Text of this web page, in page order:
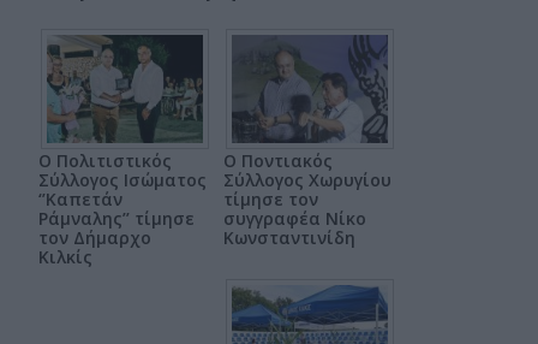
Ο Πολιτιστικός
Σύλλογος Ισώματος
‘’Καπετάν
Ράμναλης’’ τίμησε
τον Δήμαρχο
Κιλκίς
Ο Ποντιακός
Σύλλογος Χωρυγίου
τίμησε τον
συγγραφέα Νίκο
Κωνσταντινίδη